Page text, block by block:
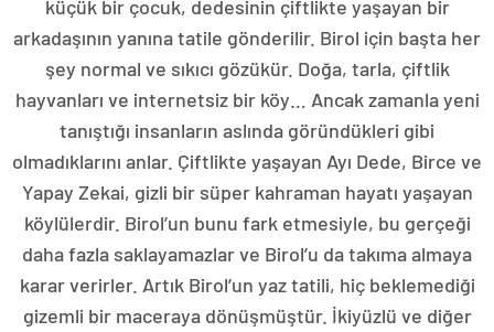
küçük bir çocuk, dedesinin çiftlikte yaşayan bir
arkadaşının yanına tatile gönderilir. Birol için başta her
şey normal ve sıkıcı gözükür. Doğa, tarla, çiftlik
hayvanları ve internetsiz bir köy… Ancak zamanla yeni
tanıştığı insanların aslında göründükleri gibi
olmadıklarını anlar. Çiftlikte yaşayan Ayı Dede, Birce ve
Yapay Zekai, gizli bir süper kahraman hayatı yaşayan
köylülerdir. Birol’un bunu fark etmesiyle, bu gerçeği
daha fazla saklayamazlar ve Birol’u da takıma almaya
karar verirler. Artık Birol’un yaz tatili, hiç beklemediği
gizemli bir maceraya dönüşmüştür. İkiyüzlü ve diğer